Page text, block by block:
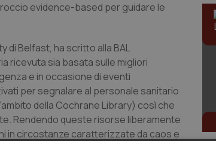
evidence-based per guidare le
di Belfast, ha scritto alla BAL
ricevuta sia basata sulle migliori
e in occasione di eventi
per segnalare al personale sanitario
della Cochrane Library) così che
Rendendo queste risorse liberamente
in circostanze caratterizzate da caos e